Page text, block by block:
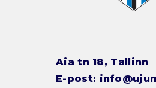
Aia tn 18, Tallinn
E-post: